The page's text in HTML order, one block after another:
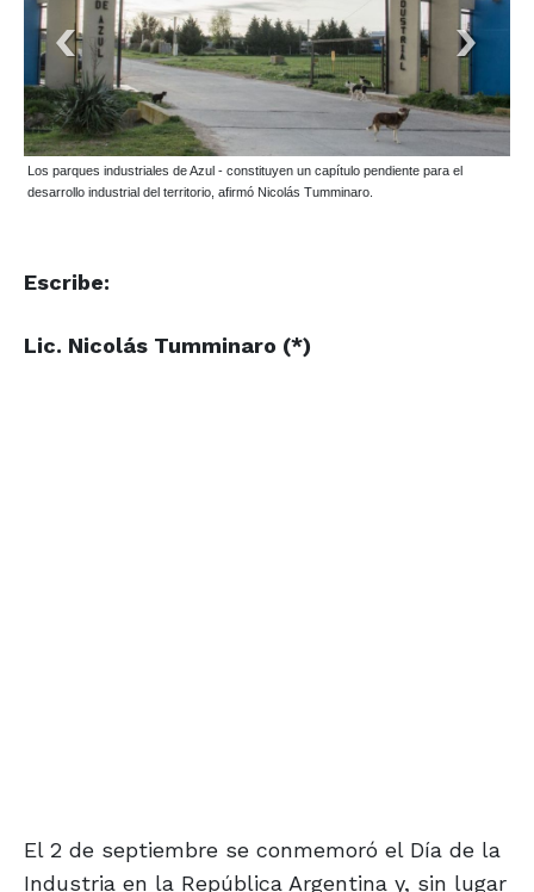
Los parques industriales de Azul - constituyen un capítulo pendiente para el
desarrollo industrial del territorio, afirmó Nicolás Tumminaro.
Escribe:
Lic. Nicolás Tumminaro (*)
El 2 de septiembre se conmemoró el Día de la
Industria en la República Argentina y, sin lugar